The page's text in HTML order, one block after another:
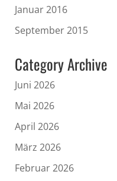
Januar 2016
September 2015
Category Archive
Juni 2026
Mai 2026
April 2026
März 2026
Februar 2026